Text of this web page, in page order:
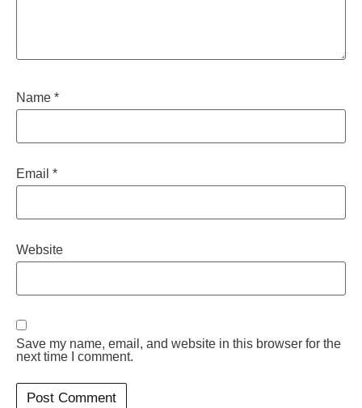
Name *
Email *
Website
Save my name, email, and website in this browser for the
next time I comment.